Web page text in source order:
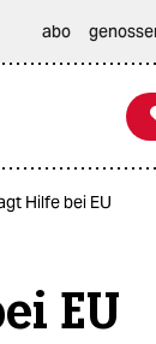
abo
Hilfe bei EU
EU